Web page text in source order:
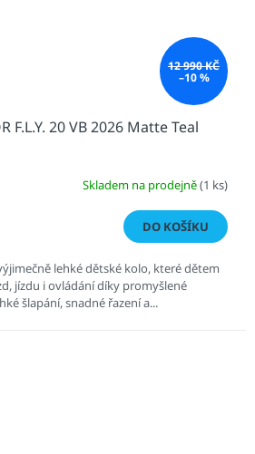
12 990 KČ
–10 %
F.L.Y. 20 VB 2026 Matte Teal
Skladem na prodejně(1 ks)
DO KOŠÍKU
lehké dětské kolo, které dětem
jízdu i ovládání díky promyšlené
šlapání, snadné řazení a...